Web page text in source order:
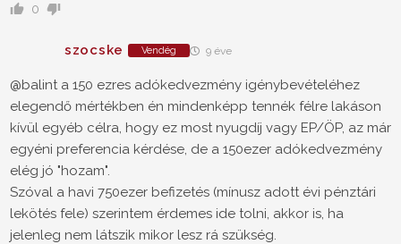
0
szocske Vendég 9 éve
@balint a 150 ezres adókedvezmény igénybevételéhez
elegendő mértékben én mindenképp tennék félre lakáson
kívül egyéb célra, hogy ez most nyugdíj vagy EP/ÖP, az már
egyéni preferencia kérdése, de a 150ezer adókedvezmény
elég jó "hozam".
Szóval a havi 750ezer befizetés (mínusz adott évi pénztári
lekötés fele) szerintem érdemes ide tolni, akkor is, ha
jelenleg nem látszik mikor lesz rá szükség.